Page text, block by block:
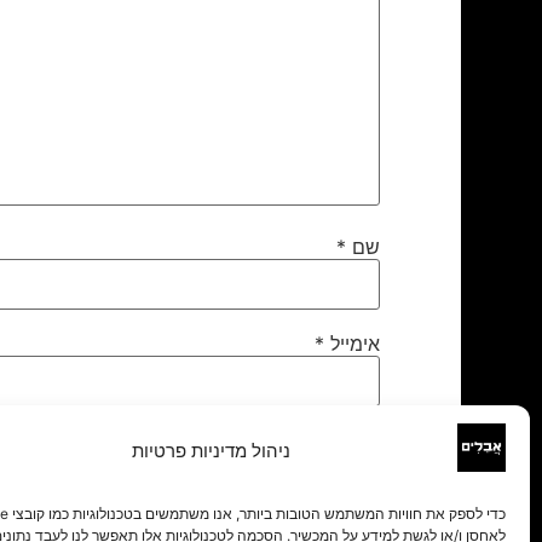
ניהול מדיניות פרטיות
לאחסן ו/או לגשת למידע על המכשיר. הסכמה לטכנולוגיות אלו תאפשר לנו לעבד
שם *
אימייל *